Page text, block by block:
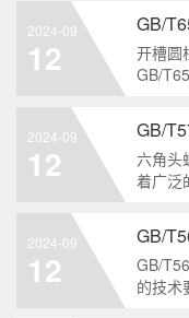
标准。
及制造
解。1.
2024-09
12
开槽圆
GB/
领域，
么是
200
2024-09
12
六角头
着广泛
两个方
栓 细
是GB/
2024-09
12
GB/
GB/
的技术